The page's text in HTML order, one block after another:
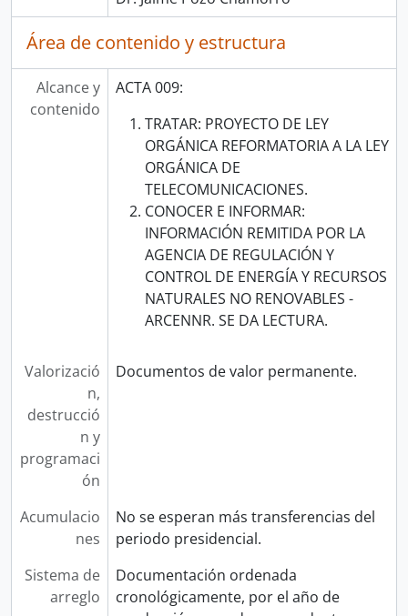
Área de contenido y estructura
Alcance y
contenido
ACTA 009:
TRATAR: PROYECTO DE LEY
ORGÁNICA REFORMATORIA A LA LEY
ORGÁNICA DE
TELECOMUNICACIONES.
CONOCER E INFORMAR:
INFORMACIÓN REMITIDA POR LA
AGENCIA DE REGULACIÓN Y
CONTROL DE ENERGÍA Y RECURSOS
NATURALES NO RENOVABLES -
ARCENNR. SE DA LECTURA.
Valorizació
n,
destrucció
n y
programaci
ón
Documentos de valor permanente.
Acumulacio
nes
No se esperan más transferencias del
periodo presidencial.
Sistema de
arreglo
Documentación ordenada
cronológicamente, por el año de